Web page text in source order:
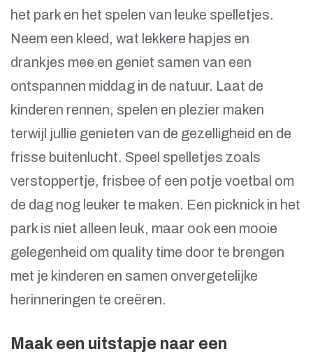
het park en het spelen van leuke spelletjes.
Neem een kleed, wat lekkere hapjes en
drankjes mee en geniet samen van een
ontspannen middag in de natuur. Laat de
kinderen rennen, spelen en plezier maken
terwijl jullie genieten van de gezelligheid en de
frisse buitenlucht. Speel spelletjes zoals
verstoppertje, frisbee of een potje voetbal om
de dag nog leuker te maken. Een picknick in het
park is niet alleen leuk, maar ook een mooie
gelegenheid om quality time door te brengen
met je kinderen en samen onvergetelijke
herinneringen te creëren.
Maak een uitstapje naar een